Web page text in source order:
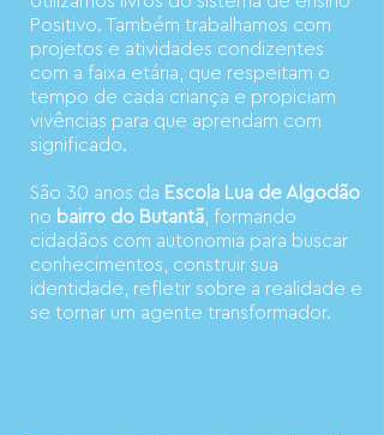
Positivo. Também trabalhamos com
projetos e atividades condizentes
com a faixa etária, que respeitam o
tempo de cada criança e propiciam
vivências para que aprendam com
significado.
São 30 anos da Escola Lua de Algodão
no bairro do Butantã , formando
cidadãos com autonomia para buscar
conhecimentos, construir sua
identidade, refletir sobre a realidade e
se tornar um agente transformador.